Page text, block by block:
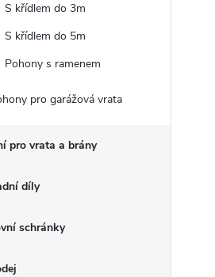
S křídlem do 3m
S křídlem do 5m
Pohony s ramenem
pro garážová vrata
pro vrata a brány
díly
schránky